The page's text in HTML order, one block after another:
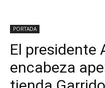
PORTADA
El presidente
encabeza